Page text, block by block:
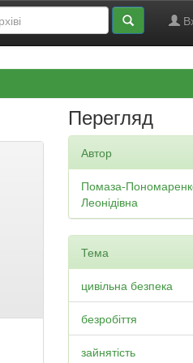
Перегляд
Автор
Помаза-
Леонідівна
Тема
цивільна безпека
безробіття
зайнятість